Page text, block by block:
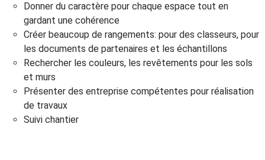
Donner du caractère pour chaque espace tout en
gardant une cohérence
Créer beaucoup de rangements: pour des classeurs, pour
les documents de partenaires et les échantillons
Rechercher les couleurs, les revêtements pour les sols
et murs
Présenter des entreprise compétentes pour réalisation
de travaux
Suivi chantier